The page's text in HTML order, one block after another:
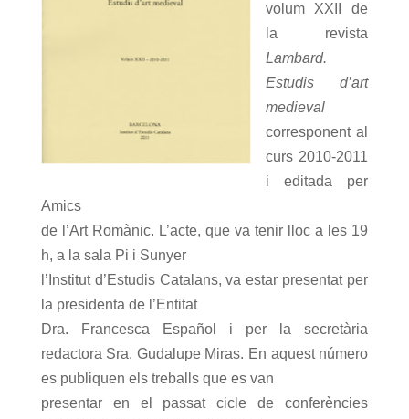
volum XXII de
la revista
Lambard.
Estudis d’art
medieval
corresponent al
curs 2010-2011
i editada per
Amics
de l’Art Romànic. L’acte, que va tenir lloc a les 19
h, a la sala Pi i Sunyer
l’Institut d’Estudis Catalans, va estar presentat per
la presidenta de l’Entitat
Dra. Francesca Español i per la secretària
redactora Sra. Gudalupe Miras. En aquest número
es publiquen els treballs que es van
presentar en el passat cicle de conferències